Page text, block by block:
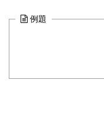
例題